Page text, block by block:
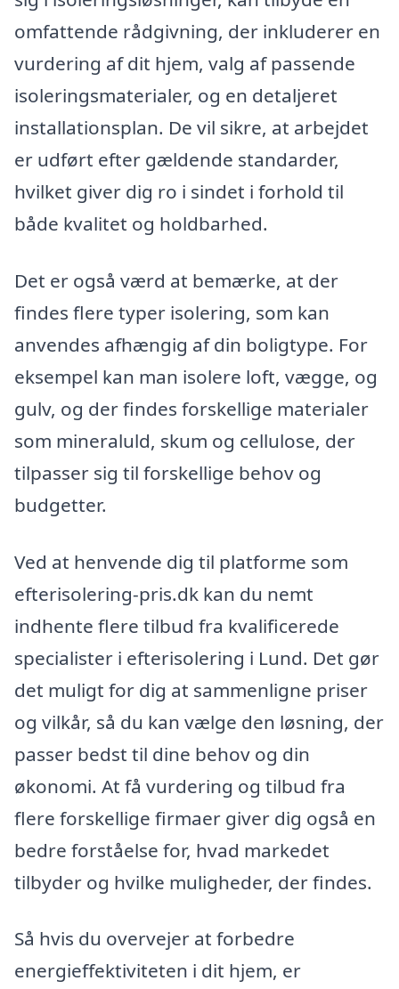
omfattende rådgivning, der inkluderer en
vurdering af dit hjem, valg af passende
isoleringsmaterialer, og en detaljeret
installationsplan. De vil sikre, at arbejdet
er udført efter gældende standarder,
hvilket giver dig ro i sindet i forhold til
både kvalitet og holdbarhed.
Det er også værd at bemærke, at der
findes flere typer isolering, som kan
anvendes afhængig af din boligtype. For
eksempel kan man isolere loft, vægge, og
gulv, og der findes forskellige materialer
som mineraluld, skum og cellulose, der
tilpasser sig til forskellige behov og
budgetter.
Ved at henvende dig til platforme som
efterisolering-pris.dk kan du nemt
indhente flere tilbud fra kvalificerede
specialister i efterisolering i Lund. Det gør
det muligt for dig at sammenligne priser
og vilkår, så du kan vælge den løsning, der
passer bedst til dine behov og din
økonomi. At få vurdering og tilbud fra
flere forskellige firmaer giver dig også en
bedre forståelse for, hvad markedet
tilbyder og hvilke muligheder, der findes.
Så hvis du overvejer at forbedre
energieffektiviteten i dit hjem, er